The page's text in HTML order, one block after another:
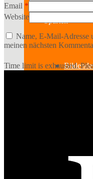
Sparten
Email *
Website
Name, E-Mail-Adresse
meinen nächsten
Time limit is exhausted.